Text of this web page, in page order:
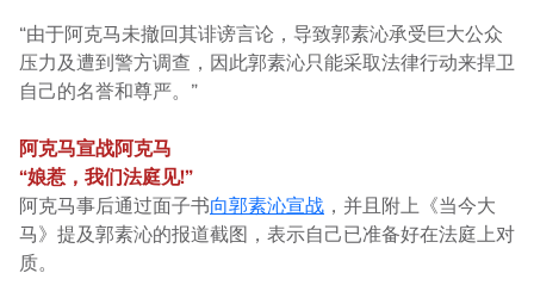
“由于阿克马未撤回其诽谤言论，导致郭素沁承受巨大公众
压力及遭到警方调查，因此郭素沁只能采取法律行动来捍卫
自己的名誉和尊严。”
阿克马宣战阿克马
“娘惹，我们法庭见!”
阿克马事后通过面子书向郭素沁宣战 ，并且附上《当今大
马》提及郭素沁的报道截图，表示自己已准备好在法庭上对
质。